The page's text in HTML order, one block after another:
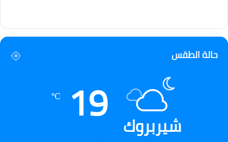
حالة الطقس
شيربروك 19
℃